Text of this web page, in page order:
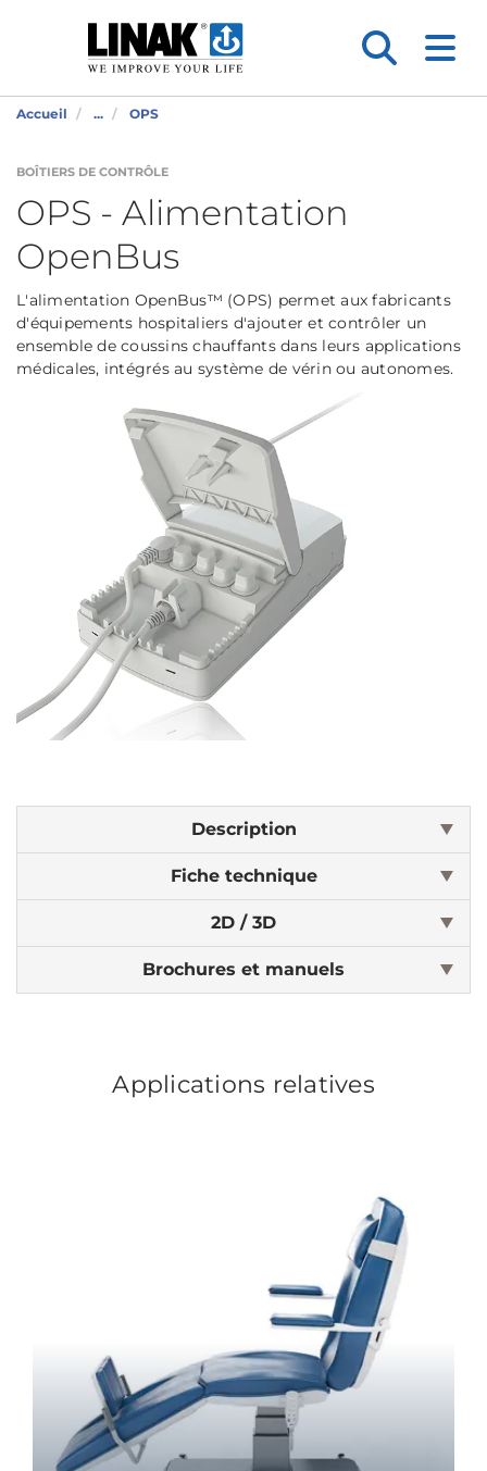
Accueil ... OPS
BOÎTIERS DE CONTRÔLE
OPS - Alimentation
OpenBus
L'alimentation OpenBus™ (OPS) permet aux fabricants
d'équipements hospitaliers d'ajouter et contrôler un
ensemble de coussins chauffants dans leurs applications
médicales, intégrés au système de vérin ou autonomes.
Description
Fiche technique
2D / 3D
Brochures et manuels
Applications relatives